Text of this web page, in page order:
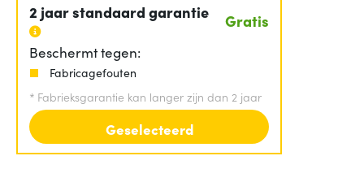
2 jaar standaard garantie Gratis
Beschermt tegen:
Fabricagefouten
* Fabrieksgarantie kan langer zijn dan 2 jaar
Geselecteerd